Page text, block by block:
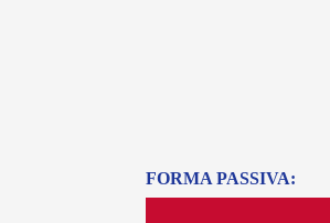
FORMA PASSIVA: